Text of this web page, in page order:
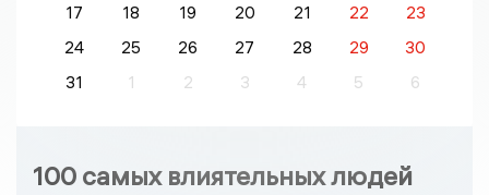
17
18 19 20 21 22
23
24
25 26 27 28 29
30
31
1 2 3 4 5 6
100 самых влиятельных людей